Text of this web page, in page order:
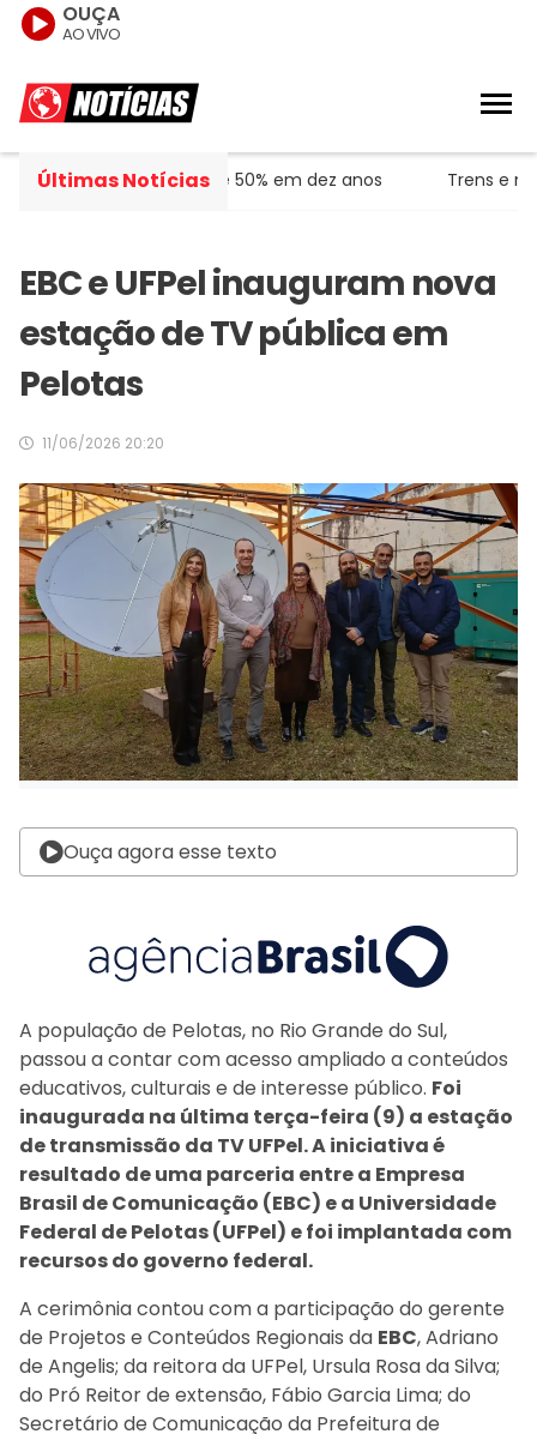
OUÇA
AO VIVO
Últimas Notícias
crescem mais de 50% em dez anos Trens e metrô
EBC e UFPel inauguram nova
estação de TV pública em
Pelotas
11/06/2026 20:20
Ouça agora esse texto
A população de Pelotas, no Rio Grande do Sul,
passou a contar com acesso ampliado a conteúdos
educativos, culturais e de interesse público. Foi
inaugurada na última terça-feira (9) a estação
de transmissão da TV UFPel. A iniciativa é
resultado de uma parceria entre a Empresa
Brasil de Comunicação (EBC) e a Universidade
Federal de Pelotas (UFPel) e foi implantada com
recursos do governo federal.
A cerimônia contou com a participação do gerente
de Projetos e Conteúdos Regionais da EBC, Adriano
de Angelis; da reitora da UFPel, Ursula Rosa da Silva;
do Pró Reitor de extensão, Fábio Garcia Lima; do
Secretário de Comunicação da Prefeitura de